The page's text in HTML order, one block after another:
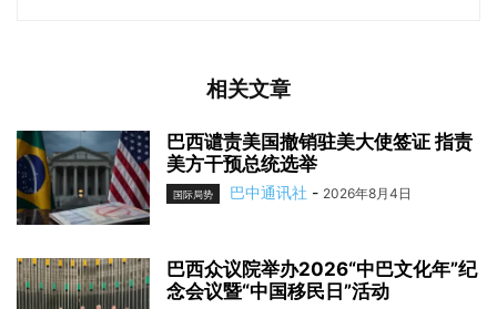
相关文章
巴西谴责美国撤销驻美大使签证 指责
美方干预总统选举
国际局势 巴中通讯社 - 2026年8月4日
巴西众议院举办2026“中巴文化年”纪
念会议暨“中国移民日”活动